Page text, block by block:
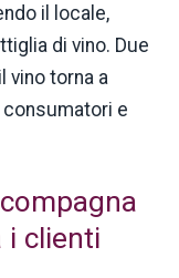
il locale,
di vino. Due
torna a
e
i clienti